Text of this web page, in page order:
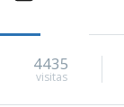
4435
visitas